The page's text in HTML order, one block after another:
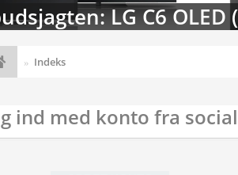
LG C6 OLED
Indeks
ind med konto fra